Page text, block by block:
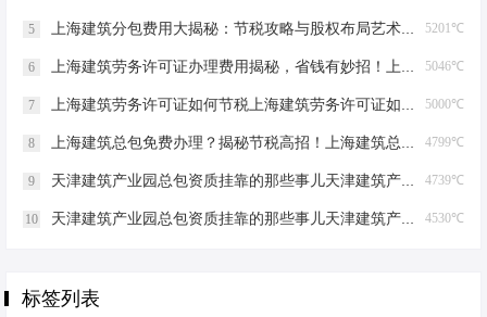
5201℃
5 上海建筑分包费用大揭秘：节税攻略与股权布局艺术上海建筑分包有什么费用
5046℃
6 上海建筑劳务许可证办理费用揭秘，省钱有妙招！上海建筑劳务许可证办理费用是多少
5000℃
7 上海建筑劳务许可证如何节税上海建筑劳务许可证如何节税
4799℃
8 上海建筑总包免费办理？揭秘节税高招！上海建筑总包免费办理吗？
4739℃
9 天津建筑产业园总包资质挂靠的那些事儿天津建筑产业园总包资质挂靠
4530℃
10 天津建筑产业园总包资质挂靠的那些事儿天津建筑产业园总包资质挂靠
标签列表